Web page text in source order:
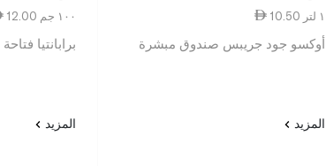
10.50 ١ لتر
أوكسو جود جريبس صندوق مبشرة
المزيد
12.00 ١٠٠ جم
برابانتيا فتاحة علب و زجاجات
المزيد